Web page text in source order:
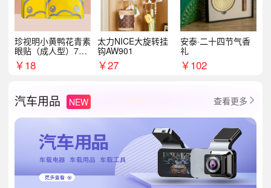
珍视明小黄鸭花青素
眼贴（成人型）7对/
盒
￥18
太力NICE大旋转挂
钩AW901
￥27
安泰·二十四节气香
礼
￥102
汽车用品 NEW 查看更多 